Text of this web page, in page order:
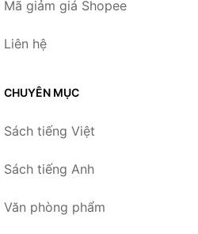
Mã giảm giá Shopee
Liên hệ
CHUYÊN MỤC
Sách tiếng Việt
Sách tiếng Anh
Văn phòng phẩm